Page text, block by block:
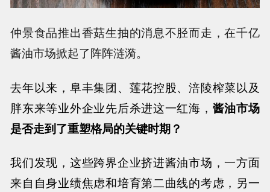
仲景食品推出香菇生抽的消息不胫而走，在千亿
酱油市场掀起了阵阵涟漪。
去年以来，阜丰集团、莲花控股、涪陵榨菜以及
胖东来等业外企业先后杀进这一红海， 酱油市场
是否走到了重塑格局的关键时期？
我们发现，这些跨界企业挤进酱油市场，一方面
来自自身业绩焦虑和培育第二曲线的考虑，另一